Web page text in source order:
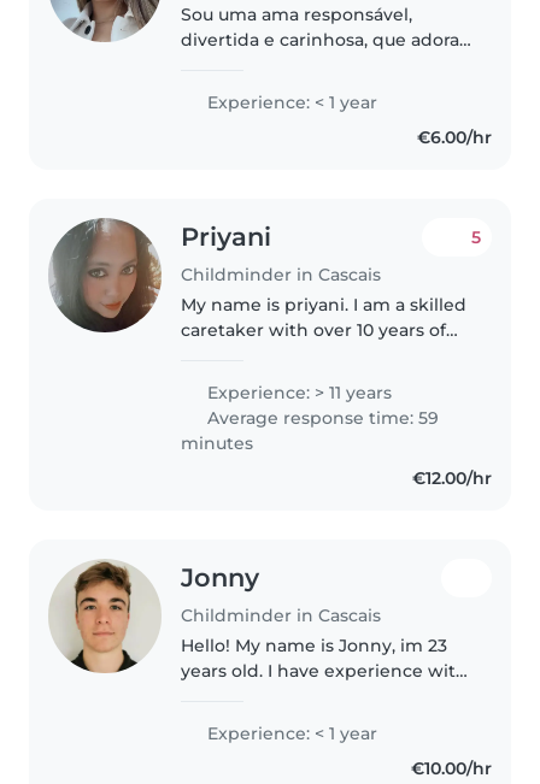
Sou uma ama responsável,
divertida e carinhosa, que adora
as idades. Sinto-me à vontade
com animais de estimação, a
Experience: < 1 year
€6.00/hr
Priyani
Childminder in Cascais
5
My name is priyani. I am a skilled
caretaker with over 10 years of
children of all ages, from babies
to elementary school students. I
am responsible, compassionate,..
Experience: > 11 years
Average response time: 59
minutes
€12.00/hr
Jonny
Childminder in Cascais
Hello! My name is Jonny, im 23
years old. I have experience with
love engaging them in reading,
music, and games. I'm
comfortable with pets, cooking,..
Experience: < 1 year
€10.00/hr